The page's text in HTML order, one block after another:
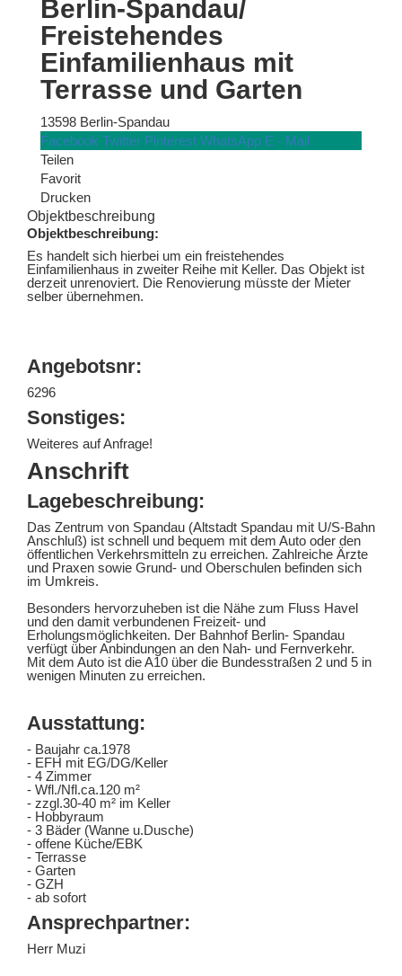
Berlin-Spandau/
Freistehendes
Einfamilienhaus mit
Terrasse und Garten
13598 Berlin-Spandau
Facebook Twitter Pinterest WhatsApp E - Mail
Teilen
Favorit
Drucken
Objektbeschreibung
Objektbeschreibung:
Es handelt sich hierbei um ein freistehendes
Einfamilienhaus in zweiter Reihe mit Keller. Das Objekt ist
derzeit unrenoviert. Die Renovierung müsste der Mieter
selber übernehmen.
Angebotsnr:
6296
Sonstiges:
Weiteres auf Anfrage!
Anschrift
Lagebeschreibung:
Das Zentrum von Spandau (Altstadt Spandau mit U/S-Bahn
Anschluß) ist schnell und bequem mit dem Auto oder den
öffentlichen Verkehrsmitteln zu erreichen. Zahlreiche Ärzte
und Praxen sowie Grund- und Oberschulen befinden sich
im Umkreis.
Besonders hervorzuheben ist die Nähe zum Fluss Havel
und den damit verbundenen Freizeit- und
Erholungsmöglichkeiten. Der Bahnhof Berlin- Spandau
verfügt über Anbindungen an den Nah- und Fernverkehr.
Mit dem Auto ist die A10 über die Bundesstraßen 2 und 5 in
wenigen Minuten zu erreichen.
Ausstattung:
- Baujahr ca.1978
- EFH mit EG/DG/Keller
- 4 Zimmer
- Wfl./Nfl.ca.120 m²
- zzgl.30-40 m² im Keller
- Hobbyraum
- 3 Bäder (Wanne u.Dusche)
- offene Küche/EBK
- Terrasse
- Garten
- GZH
- ab sofort
Ansprechpartner:
Herr Muzi